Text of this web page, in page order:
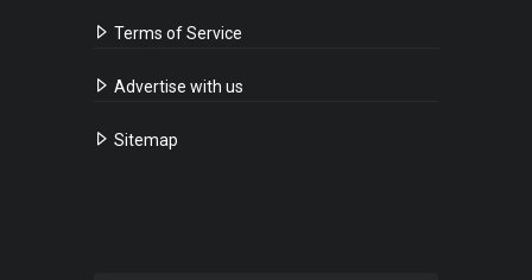
Terms of Service
Advertise with us
Sitemap